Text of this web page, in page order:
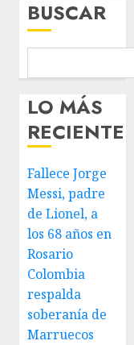
BUSCAR
LO MÁS
RECIENTE
Fallece Jorge
Messi, padre
de Lionel, a
los 68 años en
Rosario
Colombia
respalda
soberanía de
Marruecos